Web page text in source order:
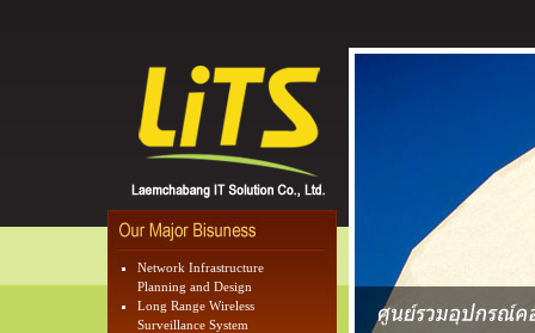
Laemchabang IT
Solution Co., Ltd.
(ศูนย์รวมอุปกรณ์
คอมพิวเตอร์แห่ง
ภาคตะวันออก)
Network Infrastructure
Planning and Design
Long Range Wireless
Surveillance System